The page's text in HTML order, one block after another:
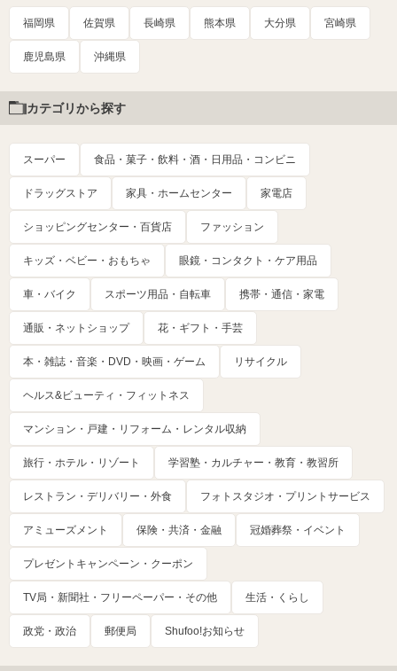
福岡県 佐賀県 長崎県 熊本県 大分県 宮崎県
鹿児島県 沖縄県
カテゴリから探す
スーパー 食品・菓子・飲料・酒・日用品・コンビニ
ドラッグストア 家具・ホームセンター 家電店
ショッピングセンター・百貨店 ファッション
キッズ・ベビー・おもちゃ 眼鏡・コンタクト・ケア用品
車・バイク スポーツ用品・自転車 携帯・通信・家電
通販・ネットショップ 花・ギフト・手芸
本・雑誌・音楽・DVD・映画・ゲーム リサイクル
ヘルス&ビューティ・フィットネス
マンション・戸建・リフォーム・レンタル収納
旅行・ホテル・リゾート 学習塾・カルチャー・教育・教習所
レストラン・デリバリー・外食 フォトスタジオ・プリントサービス
アミューズメント 保険・共済・金融 冠婚葬祭・イベント
プレゼントキャンペーン・クーポン
TV局・新聞社・フリーペーパー・その他 生活・くらし
政党・政治 郵便局 Shufoo!お知らせ